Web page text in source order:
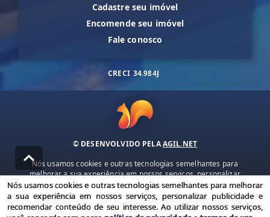
Cadastre seu imóvel
Encomende seu imóvel
Fale conosco
CRECI 34.984J
© DESENVOLVIDO PELAAGIL.NET
Nós usamos cookies e outras tecnologias semelhantes para
melhorar a sua experiência em nossos serviços, personalizar
publicidade e recomendar conteúdo de seu interesse. Ao utilizar
nossos serviços, você concorda com nossa política de privacidade e
termos de uso.
Nós usamos cookies e outras tecnologias semelhantes para melhorar
a sua experiência em nossos serviços, personalizar publicidade e
recomendar conteúdo de seu interesse. Ao utilizar nossos serviços,